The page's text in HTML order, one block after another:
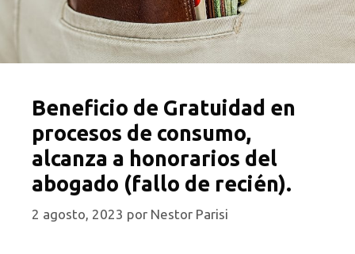
Beneficio de Gratuidad en
procesos de consumo,
alcanza a honorarios del
abogado (fallo de recién).
2 agosto, 2023 por Nestor Parisi